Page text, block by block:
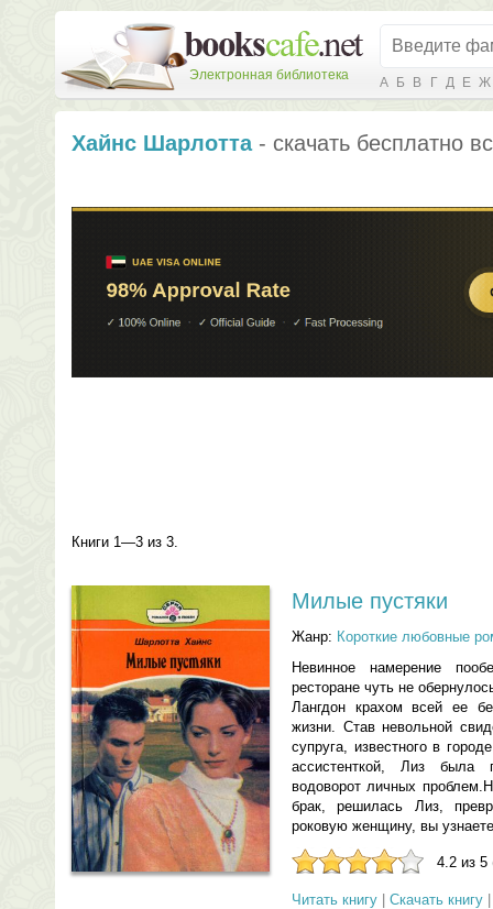
Электронная библиотека А Б В Г Д Е Ж
Хайнс Шарлотта- скачать бесплатно
Книги 1—3 из 3.
Милые пустяки
Жанр: Короткие любовные
Невинное намерение
ресторане чуть не
Лангдон крахом всей ее
жизни. Став невольной
супруга, известного в
ассистенткой, Лиз была
водоворот личных
брак, решилась Лиз,
роковую женщину, вы
4.2 из 5
Читать книгу Скачать книгу